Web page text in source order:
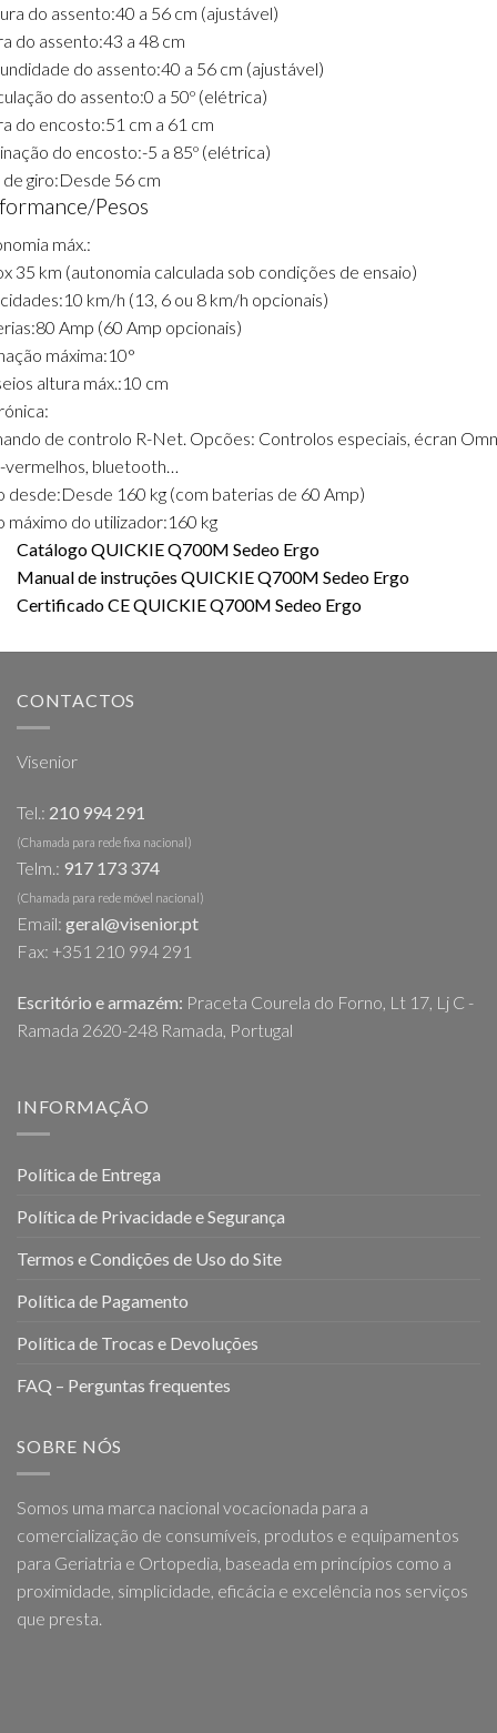
do assento:40 a 56 cm (ajustável)
do assento:43 a 48 cm
do assento:40 a 56 cm (ajustável)
do assento:0 a 50º (elétrica)
do encosto:51 cm a 61 cm
do encosto:-5 a 85º (elétrica)
de giro:Desde 56 cm
Pesos
máx.:
35 km (autonomia calculada sob condições de ensaio)
10 km/h (13, 6 ou 8 km/h opcionais)
80 Amp (60 Amp opcionais)
máxima:10°
altura máx.:10 cm
de controlo R-Net. Opcões: Controlos especiais, écran
vermelhos, bluetooth…
desde:Desde 160 kg (com baterias de 60 Amp)
máximo do utilizador:160 kg
Catálogo QUICKIE Q700M Sedeo Ergo
Manual de instruções QUICKIE Q700M Sedeo Ergo
Certificado CE QUICKIE Q700M Sedeo Ergo
CONTACTOS
Visenior
Tel.: 210 994 291
(Chamada para rede fixa nacional)
Telm.: 917 173 374
(Chamada para rede móvel nacional)
Email: geral@visenior.pt
Fax: +351 210 994 291
Escritório e armazém: Praceta Courela do Forno, Lt 17, Lj C -
Ramada 2620-248 Ramada, Portugal
INFORMAÇÃO
Política de Entrega
Política de Privacidade e Segurança
Termos e Condições de Uso do Site
Política de Pagamento
Política de Trocas e Devoluções
FAQ – Perguntas frequentes
SOBRE NÓS
Somos uma marca nacional vocacionada para a
comercialização de consumíveis, produtos e equipamentos
para Geriatria e Ortopedia, baseada em princípios como a
proximidade, simplicidade, eficácia e excelência nos serviços
que presta.